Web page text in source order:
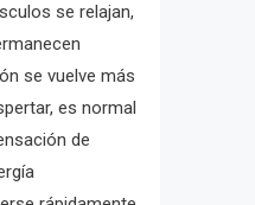
se relajan,
se vuelve más
es normal
de